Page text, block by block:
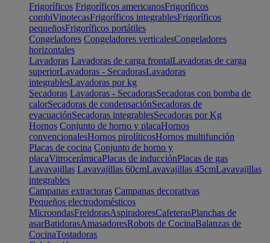
Frigoríficos Frigoríficos americanosFrigoríficos
combiVinotecasFrigoríficos integrablesFrigoríficos
pequeñosFrigoríficos portátiles
Congeladores Congeladores verticalesCongeladores
horizontales
Lavadoras Lavadoras de carga frontalLavadoras de carga
superiorLavadoras - SecadorasLavadoras
integrablesLavadoras por kg
Secadoras Lavadoras - SecadorasSecadoras con bomba de
calorSecadoras de condensaciónSecadoras de
evacuaciónSecadoras integrablesSecadoras por Kg
Hornos Conjunto de horno y placaHornos
convencionalesHornos pirolíticosHornos multifunción
Placas de cocina Conjunto de horno y
placaVitrocerámicaPlacas de inducciónPlacas de gas
Lavavajillas Lavavajillas 60cmLavavajillas 45cmLavavajillas
integrables
Campanas extractoras Campanas decorativas
Pequeños electrodomésticos
MicroondasFreidorasAspiradoresCafeterasPlanchas de
asarBatidorasAmasadoresRobots de CocinaBalanzas de
CocinaTostadoras